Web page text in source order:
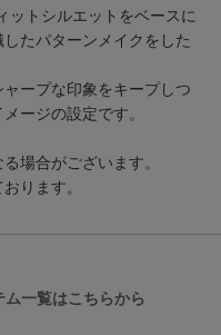
ットシルエットをベースに
たパターンメイクをした
ープな印象をキープしつ
ージの設定です。
場合がございます。
ります。
一覧はこちらから